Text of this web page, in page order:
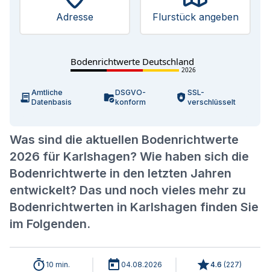
Was sind die aktuellen Bodenrichtwerte
2026 für Karlshagen? Wie haben sich die
Bodenrichtwerte in den letzten Jahren
entwickelt? Das und noch vieles mehr zu
Bodenrichtwerten in Karlshagen finden Sie
im Folgenden.
Adresse Flurstück angeben
Bodenrichtwerte Deutschland
2026
Amtliche
Datenbasis
DSGVO-
konform
SSL-
verschlüsselt
10 min. 04.08.2026 4.6 (227)